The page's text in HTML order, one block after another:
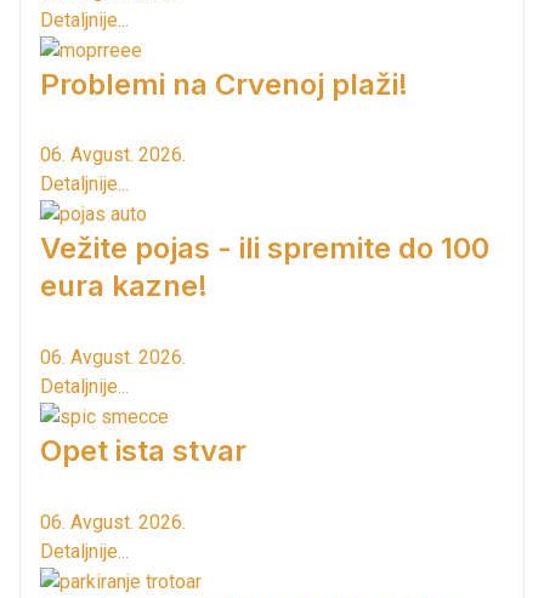
Detaljnije...
Problemi na Crvenoj plaži!
06. Avgust. 2026.
Detaljnije...
Vežite pojas - ili spremite do 100
eura kazne!
06. Avgust. 2026.
Detaljnije...
Opet ista stvar
06. Avgust. 2026.
Detaljnije...